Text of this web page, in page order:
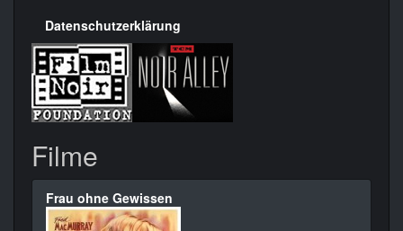
Datenschutzerklärung
Filme
Frau ohne Gewissen